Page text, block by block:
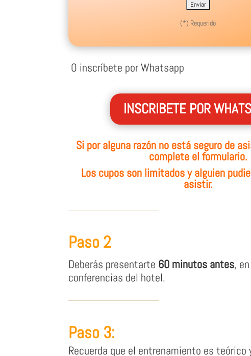
(*) Requerido
O inscríbete por Whatsapp
INSCRIBETE POR
Si por alguna razón no está seguro de
complete el formulario.
Los cupos son limitados y alguien
asistir.
Paso 2
Deberás presentarte 60 minutos antes,
conferencias del hotel.
Paso 3:
Recuerda que el entrenamiento es teórico